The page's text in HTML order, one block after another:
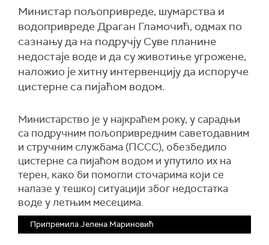
Министар пољопривреде, шумарства и
водопривреде Драган Гламочић, одмах по
сазнању да на подручју Суве планине
недостаје воде и да су животиње угрожене,
наложио је хитну интервенцију да испоруче
цистерне са пијаћом водом.
Министарство је у најкраћем року, у сарадњи
са подручним пољопривредним саветодавним
и стручним службама (ПССС), обезбедило
цистерне са пијаћом водом и упутило их на
терен, како би помогли сточарима који се
налазе у тешкој ситуацији због недостатка
воде у летњим месецима.
Припремила Јелена Мариновић